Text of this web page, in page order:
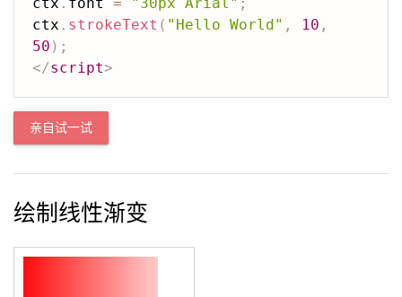
ctx . strokeText ( "Hello World" , 10 ,
50 ) ;
</script>
亲自试一试
绘制线性渐变